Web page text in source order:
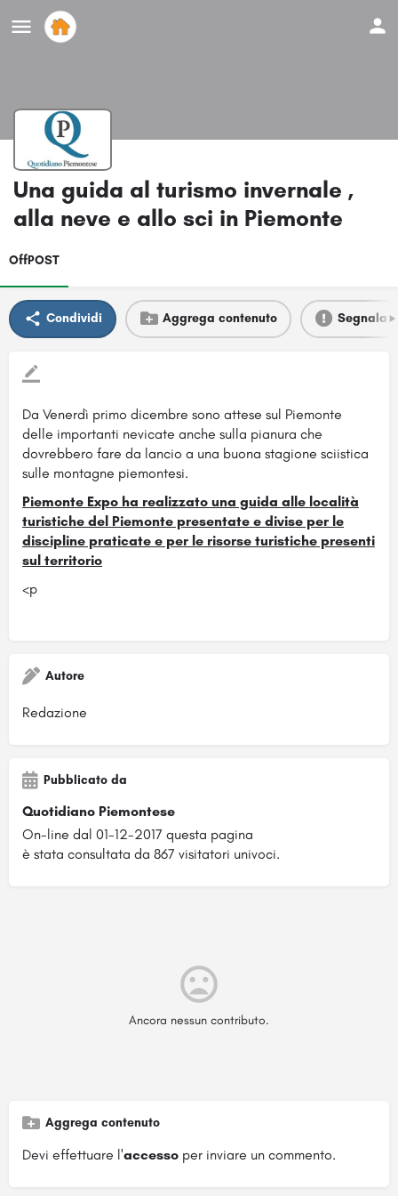
Una guida al turismo invernale ,
alla neve e allo sci in Piemonte
OffPOST
Condividi Aggrega contenuto Segnala
Da Venerdì primo dicembre sono attese sul Piemonte
delle importanti nevicate anche sulla pianura che
dovrebbero fare da lancio a una buona stagione sciistica
sulle montagne piemontesi.
Piemonte Expo ha realizzato una guida alle località
turistiche del Piemonte presentate e divise per le
discipline praticate e per le risorse turistiche presenti
sul territorio
<p
Autore
Redazione
Pubblicato da
Quotidiano Piemontese
On-line dal 01-12-2017 questa pagina
è stata consultata da 867 visitatori univoci.
Ancora nessun contributo.
Aggrega contenuto
Devi effettuare l'accesso per inviare un commento.